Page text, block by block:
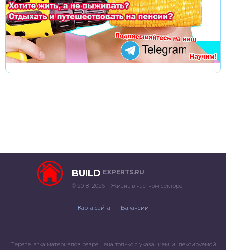
BUILD EXPERTS.RU
© 2018–2026 – Жизнь в частном секторе
Карта сайта Вакансии
Перепечатка материалов разрешена только с указанием индексируемой